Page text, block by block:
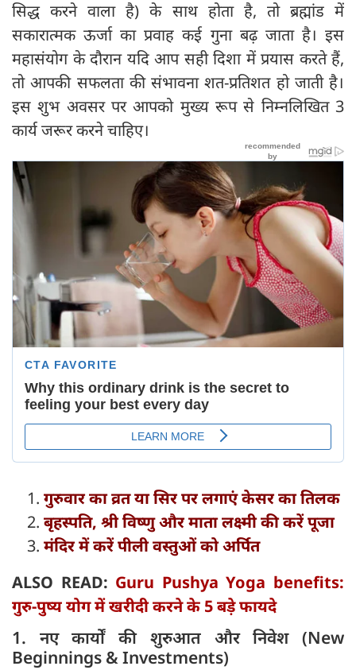
सिद्ध करने वाला है) के साथ होता है, तो ब्रह्मांड में
सकारात्मक ऊर्जा का प्रवाह कई गुना बढ़ जाता है। इस
महासंयोग के दौरान यदि आप सही दिशा में प्रयास करते हैं,
तो आपकी सफलता की संभावना शत-प्रतिशत हो जाती है।
इस शुभ अवसर पर आपको मुख्य रूप से निम्नलिखित 3
कार्य जरूर करने चाहिए।
गुरुवार का व्रत या सिर पर लगाएं केसर का तिलक
बृहस्पति, श्री विष्णु और माता लक्ष्मी की करें पूजा
मंदिर में करें पीली वस्तुओं को अर्पित
ALSO READ: Guru Pushya Yoga benefits:
गुरु-पुष्य योग में खरीदी करने के 5 बड़े फायदे
1. नए कार्यों की शुरुआत और निवेश (New
Beginnings & Investments)